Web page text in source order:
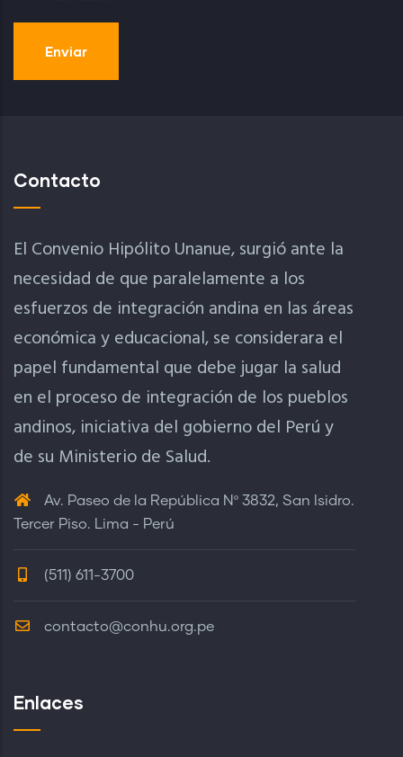
Contacto
El Convenio Hipólito Unanue, surgió ante la
necesidad de que paralelamente a los
esfuerzos de integración andina en las áreas
económica y educacional, se considerara el
papel fundamental que debe jugar la salud
en el proceso de integración de los pueblos
andinos, iniciativa del gobierno del Perú y
de su Ministerio de Salud.
Av. Paseo de la República Nº 3832, San Isidro.
Tercer Piso. Lima - Perú
(511) 611-3700
contacto@conhu.org.pe
Enlaces